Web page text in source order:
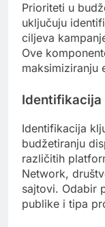
Prioriteti u
uključuju
ciljeva
Ove
maksimiziranju
Identifikacija
Identifikacija
budžetiranju
različitih
Network,
sajtovi. Odabir
publike i tipa